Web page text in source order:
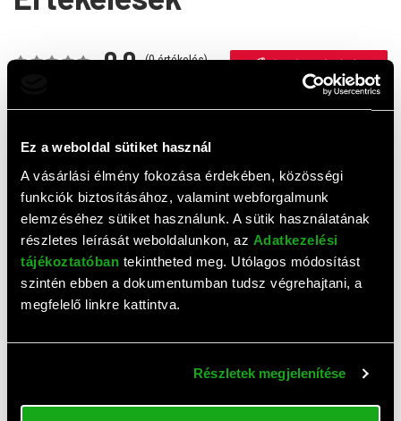
Ez a weboldal sütiket használ
A vásárlási élmény fokozása érdekében, közösségi
funkciók biztosításához, valamint webforgalmunk
elemzéséhez sütiket használunk. A sütik használatának
részletes leírását weboldalunkon, az Adatkezelési
tájékoztatóban tekintheted meg. Utólagos módosítást
szintén ebben a dokumentumban tudsz végrehajtani, a
megfelelő linkre kattintva.
Részletek megjelenítése
0,0 (0értékelés)
az első!
Top termékek